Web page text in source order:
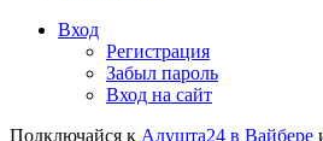
Вход
Регистрация
Забыл пароль
Вход на сайт
Подключайся к Алушта24 в Вайбере